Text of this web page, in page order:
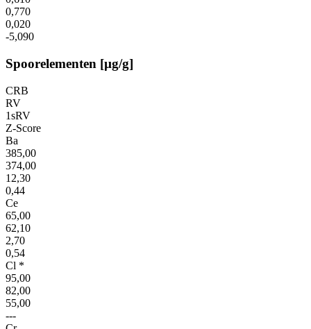
0,770
0,020
-5,090
Spoorelementen [µg/g]
CRB
RV
1sRV
Z-Score
Ba
385,00
374,00
12,30
0,44
Ce
65,00
62,10
2,70
0,54
Cl *
95,00
82,00
55,00
---